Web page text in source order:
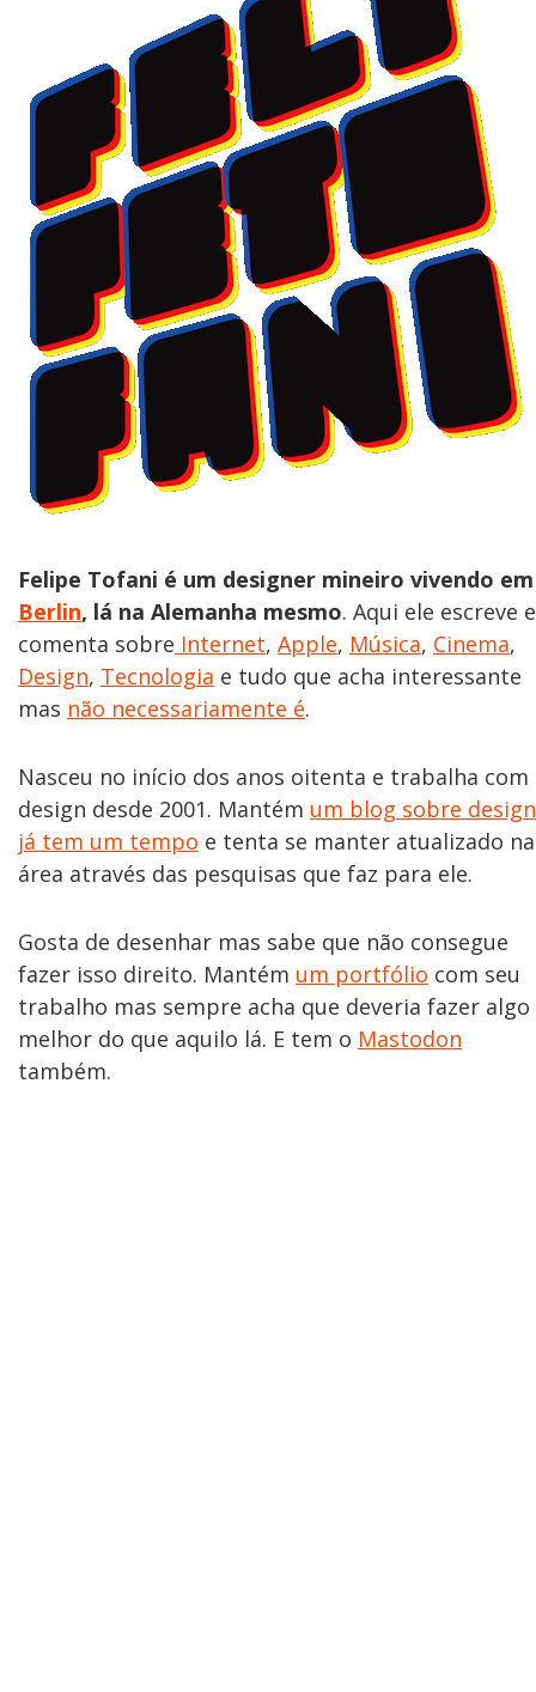
Felipe Tofani é um designer mineiro vivendo em
Berlin, lá na Alemanha mesmo. Aqui ele escreve e
comenta sobre Internet, Apple, Música, Cinema,
Design, Tecnologia e tudo que acha interessante
mas não necessariamente é.
Nasceu no início dos anos oitenta e trabalha com
design desde 2001. Mantém um blog sobre design
já tem um tempo e tenta se manter atualizado na
área através das pesquisas que faz para ele.
Gosta de desenhar mas sabe que não consegue
fazer isso direito. Mantém um portfólio com seu
trabalho mas sempre acha que deveria fazer algo
melhor do que aquilo lá. E tem o Mastodon
também.